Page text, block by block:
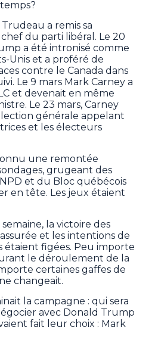
a remis sa
du parti libéral. Le 20
a été intronisé comme
Unis et a proféré de
contre le Canada dans
Le 9 mars Mark Carney a
et devenait en même
Le 23 mars, Carney
générale appelant
et les électeurs
une remontée
grugeant des
et du Bloc québécois
en tête. Les jeux étaient
la victoire des
et les intentions de
étaient figées. Peu importe
le déroulement de la
certaines gaffes de
changeait.
la campagne : qui sera
avec Donald Trump
fait leur choix : Mark